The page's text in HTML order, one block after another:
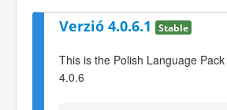
Verzió 4.0.6.1 Stable
This is the Polish Language
4.0.6